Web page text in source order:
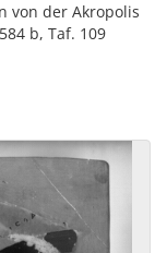
von der Akropolis
b, Taf. 109